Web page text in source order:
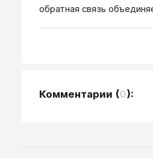
обратная связь
Комментарии (0):